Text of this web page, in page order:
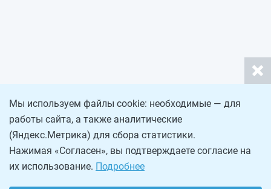
Мы используем файлы cookie: необходимые — для
работы сайта, а также аналитические
(Яндекс.Метрика) для сбора статистики.
Нажимая «Согласен», вы подтверждаете согласие на
их использование. Подробнее